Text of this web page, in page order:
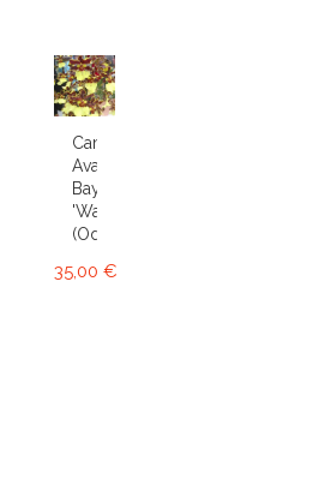
Cambria
Avalon
Bay
'Wasp'
(Odcdm.)
35,00 €